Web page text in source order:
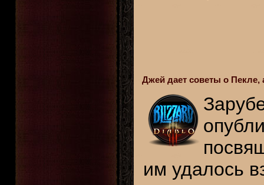
Джей дает советы о Пекле,
им удалось